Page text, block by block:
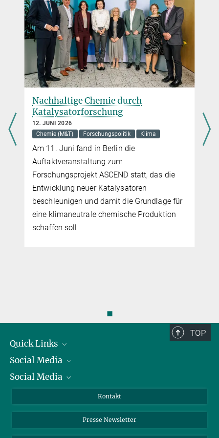
15. JUNI 2018
Leben ist nur möglich, wenn Membranen einen Raum von der
Umgebung abgrenzen. Wie sie das tun und wie sie sich etwa bei
der Zellteilung verhalten, untersuchen Max-Planck-Forscher.
Elixiere aus der Ursuppe
15. JUNI 2018
RNA-Moleküle mit Enzymwirkung haben vermutlich bei der
Entstehung von Leben auf der Erde eine zentrale Rolle gespielt
Musik unter dem Mikroskop
Tröpfchen lassen sich auf einem Mikrofluidik-Chip so genau
kontrollieren, dass sie zum Musikinstrument werden
Nachhaltige Chemie durch
Katalysatorforschung
12. JUNI 2026
Chemie (M&T)
Forschungspolitik Klima
Am 11. Juni fand in Berlin die
Auftaktveranstaltung zum
Forschungsprojekt ASCEND statt, das die
Entwicklung neuer Katalysatoren
beschleunigen und damit die Grundlage für
eine klimaneutrale chemische Produktion
schaffen soll
◼
TOP
Quick Links
Präsident
Zahlen und Fakten
Meldestelle Fehlverhalten
Social Media
Bluesky
Social Media
YouTube
Kontakt
Presse Newsletter